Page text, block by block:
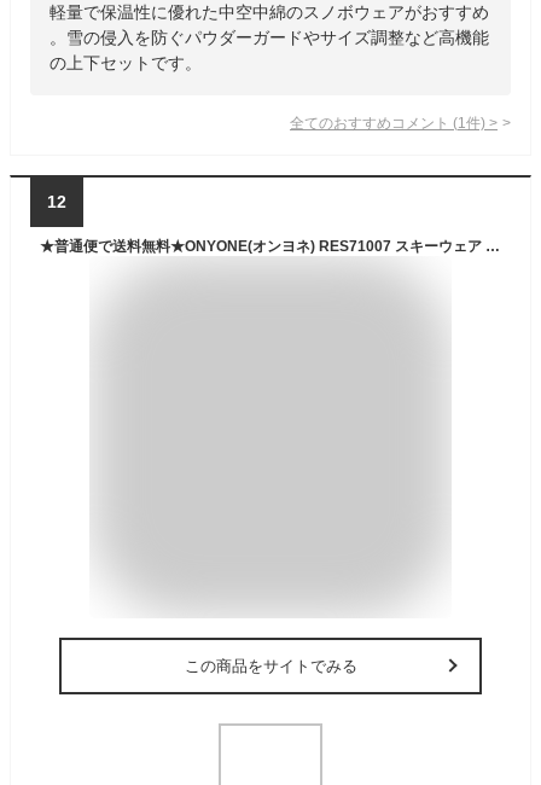
軽量で保温性に優れた中空中綿のスノボウェアがおすすめ
。雪の侵入を防ぐパウダーガードやサイズ調整など高機能
の上下セットです。
全てのおすすめコメント (1 件) >
12
★普通便で送料無料★ONYONE(オンヨネ) RES71007 スキーウェア ジュニア 上下セット 小学生 中学生 スノーボードウェア 130 140 150 160サイズ
この商品をサイトでみる